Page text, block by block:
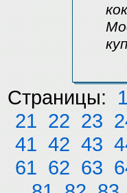
Страницы: 1
21 22 23
41 42 43
61 62 63